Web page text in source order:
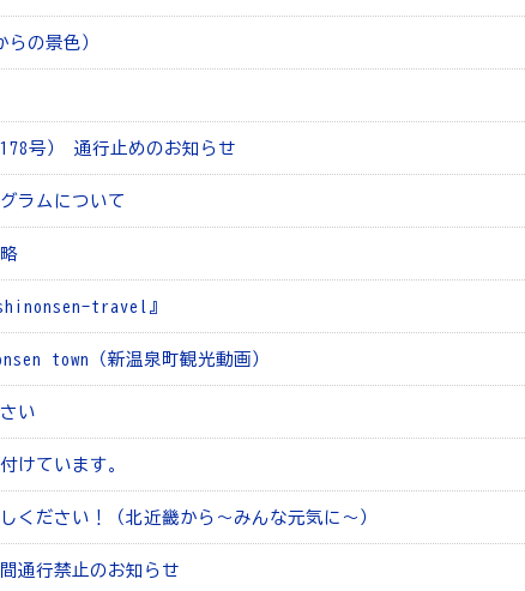
の景色）
号） 通行止めのお知らせ
ラムについて
travel』
town（新温泉町観光動画）
い
けています。
ください！（北近畿から～みんな元気に～）
通行禁止のお知らせ